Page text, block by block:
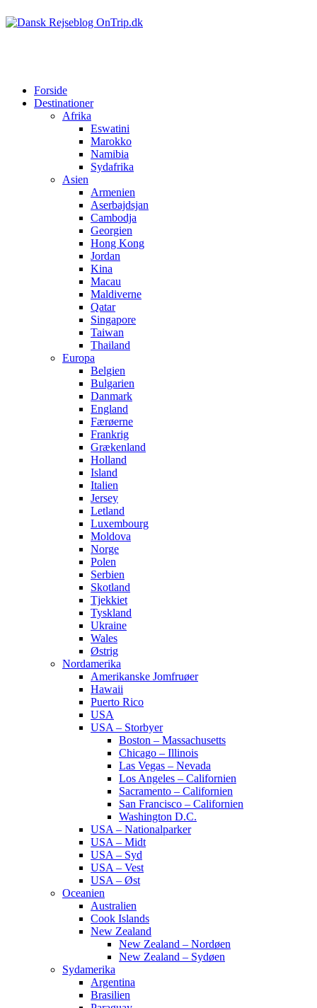
Forside
Destinationer
Afrika
Eswatini
Marokko
Namibia
Sydafrika
Asien
Armenien
Aserbajdsjan
Cambodja
Georgien
Hong Kong
Jordan
Kina
Macau
Maldiverne
Qatar
Singapore
Taiwan
Thailand
Europa
Belgien
Bulgarien
Danmark
England
Færøerne
Frankrig
Grækenland
Holland
Island
Italien
Jersey
Letland
Luxembourg
Moldova
Norge
Polen
Serbien
Skotland
Tjekkiet
Tyskland
Ukraine
Wales
Østrig
Nordamerika
Amerikanske Jomfruøer
Hawaii
Puerto Rico
USA
USA – Storbyer
Boston – Massachusetts
Chicago – Illinois
Las Vegas – Nevada
Los Angeles – Californien
Sacramento – Californien
San Francisco – Californien
Washington D.C.
USA – Nationalparker
USA – Midt
USA – Syd
USA – Vest
USA – Øst
Oceanien
Australien
Cook Islands
New Zealand
New Zealand – Nordøen
New Zealand – Sydøen
Sydamerika
Argentina
Brasilien